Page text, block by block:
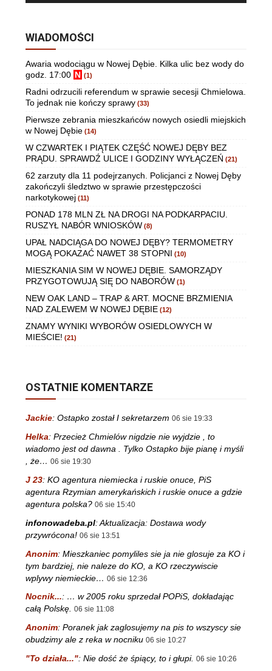
WIADOMOŚCI
Awaria wodociągu w Nowej Dębie. Kilka ulic bez wody do
godz. 17:00 N (1)
Radni odrzucili referendum w sprawie secesji Chmielowa.
To jednak nie kończy sprawy (33)
Pierwsze zebrania mieszkańców nowych osiedli miejskich
w Nowej Dębie (14)
W CZWARTEK I PIĄTEK CZĘŚĆ NOWEJ DĘBY BEZ
PRĄDU. SPRAWDŹ ULICE I GODZINY WYŁĄCZEŃ (21)
62 zarzuty dla 11 podejrzanych. Policjanci z Nowej Dęby
zakończyli śledztwo w sprawie przestępczości
narkotykowej (11)
PONAD 178 MLN ZŁ NA DROGI NA PODKARPACIU.
RUSZYŁ NABÓR WNIOSKÓW (8)
UPAŁ NADCIĄGA DO NOWEJ DĘBY? TERMOMETRY
MOGĄ POKAZAĆ NAWET 38 STOPNI (10)
MIESZKANIA SIM W NOWEJ DĘBIE. SAMORZĄDY
PRZYGOTOWUJĄ SIĘ DO NABORÓW (1)
NEW OAK LAND – TRAP & ART. MOCNE BRZMIENIA
NAD ZALEWEM W NOWEJ DĘBIE (12)
ZNAMY WYNIKI WYBORÓW OSIEDLOWYCH W
MIEŚCIE! (21)
OSTATNIE KOMENTARZE
Jackie: Ostapko został I sekretarzem 06 sie 19:33
Helka: Przecież Chmielów nigdzie nie wyjdzie , to
wiadomo jest od dawna . Tylko Ostapko bije pianę i myśli
, że… 06 sie 19:30
J 23: KO agentura niemiecka i ruskie onuce, PiS
agentura Rzymian amerykańskich i ruskie onuce a gdzie
agentura polska? 06 sie 15:40
infonowadeba.pl:Aktualizacja: Dostawa wody
przywrócona! 06 sie 13:51
Anonim: Mieszkaniec pomyliles sie ja nie glosuje za KO i
tym bardziej, nie naleze do KO, a KO rzeczywiscie
wplywy niemieckie… 06 sie 12:36
Nocnik...: … w 2005 roku sprzedał POPiS, dokładając
całą Polskę. 06 sie 11:08
Anonim: Poranek jak zaglosujemy na pis to wszyscy sie
obudzimy ale z reka w nocniku 06 sie 10:27
"To działa...": Nie dość że śpiący, to i głupi. 06 sie 10:26